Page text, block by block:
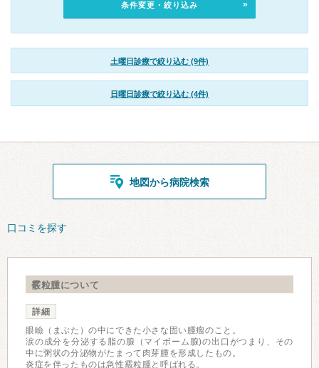
条件変更・絞り込み
土曜日診療で絞り込む (9件)
日曜日診療で絞り込む (4件)
地図から病院検索
口コミを探す
霰粒腫について
詳細
眼瞼（まぶた）の中にできた小さな固い腫瘤のこと。
涙の成分を分泌する脂の腺（マイボーム腺)の出口がつまり、その
中に粥状の分泌物がたまって肉芽腫を形成したもの。
炎症を伴ったものは急性霰粒腫と呼ばれる。